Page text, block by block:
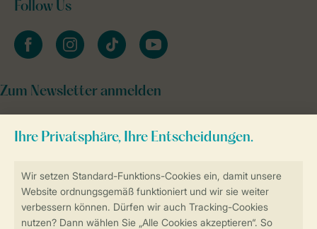
Sicher und schnell zur Online-Buchung
Follow Us
facebookinstagramtiktok youtube
Zum Newsletter anmelden